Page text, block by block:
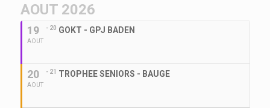
AOUT 2026
19
AOUT
- 20 GOKT - GPJ BADEN
20
AOUT
- 21 TROPHEE SENIORS - BAUGE